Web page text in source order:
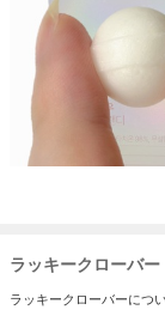
ラッキークローバー
ラッキークローバーにつ